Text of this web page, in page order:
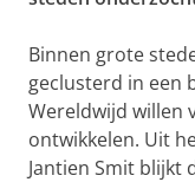
Binnen grote
geclusterd in een
Wereldwijd willen
ontwikkelen. Uit
Jantien Smit blijkt